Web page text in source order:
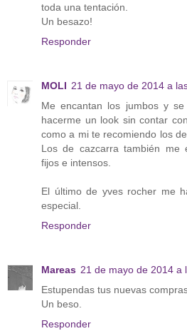
toda una tentación.
Un besazo!
Responder
MOLI 21 de mayo de 2014 a
Me encantan los jumbos y
hacerme un look sin contar
como a mi te recomiendo los
Los de cazcarra también me
fijos e intensos.
El último de yves rocher me
especial.
Responder
Mareas 21 de mayo de 2014 a
Estupendas tus nuevas
Un beso.
Responder